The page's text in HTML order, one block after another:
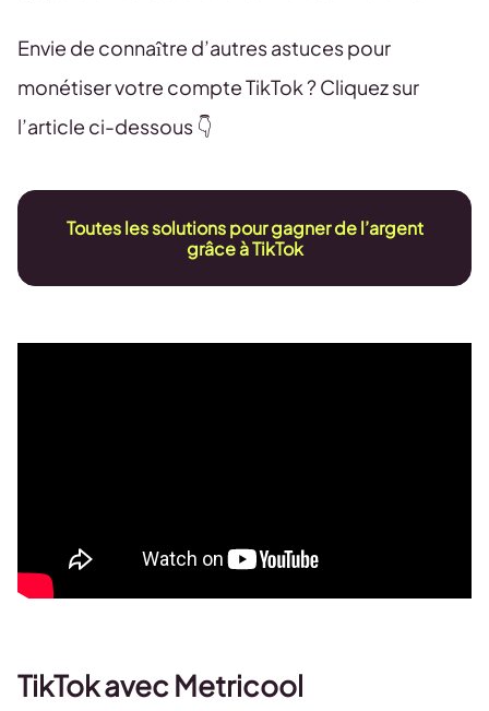
Envie de connaître d’autres astuces pour
monétiser votre compte TikTok ? Cliquez sur
l’article ci-dessous 👇
Toutes les solutions pour gagner de l’argent
grâce à TikTok
TikTok avec Metricool